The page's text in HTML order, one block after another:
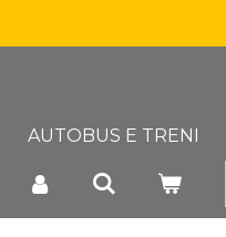
AUTOBUS E TRENI